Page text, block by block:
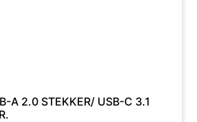
A 2.0 STEKKER/ USB-C 3.1